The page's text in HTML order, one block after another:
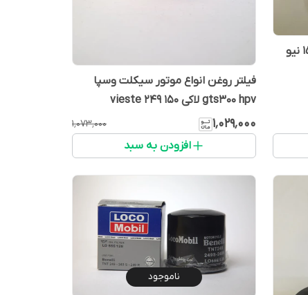
فیلتر روغن موتور سیکلت بنلی ۱۵۰ نیو
فیلتر روغن انواع موتور سیکلت وسپا
gts300 hpv لاکی 150 vieste 249
۱٬۰۲۹٬۰۰۰ ۱٬۰۷۳٬۰۰۰
افزودن به سبد
ناموجود